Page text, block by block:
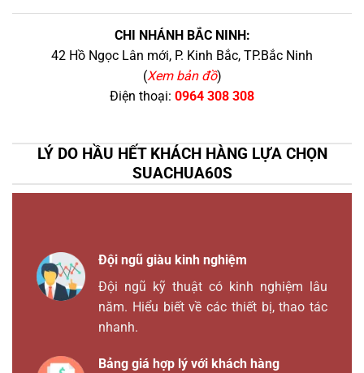
CHI NHÁNH BẮC NINH:
42 Hồ Ngọc Lân mới, P. Kinh Bắc, TP.Bắc Ninh
(Xem bản đồ)
Điện thoại: 0964 308 308
LÝ DO HẦU HẾT KHÁCH HÀNG LỰA CHỌN
SUACHUA60S
Đội ngũ giàu kinh nghiệm
Đội ngũ kỹ thuật có kinh nghiệm lâu
năm. Hiểu biết về các thiết bị, thao tác
nhanh.
Bảng giá hợp lý với khách hàng